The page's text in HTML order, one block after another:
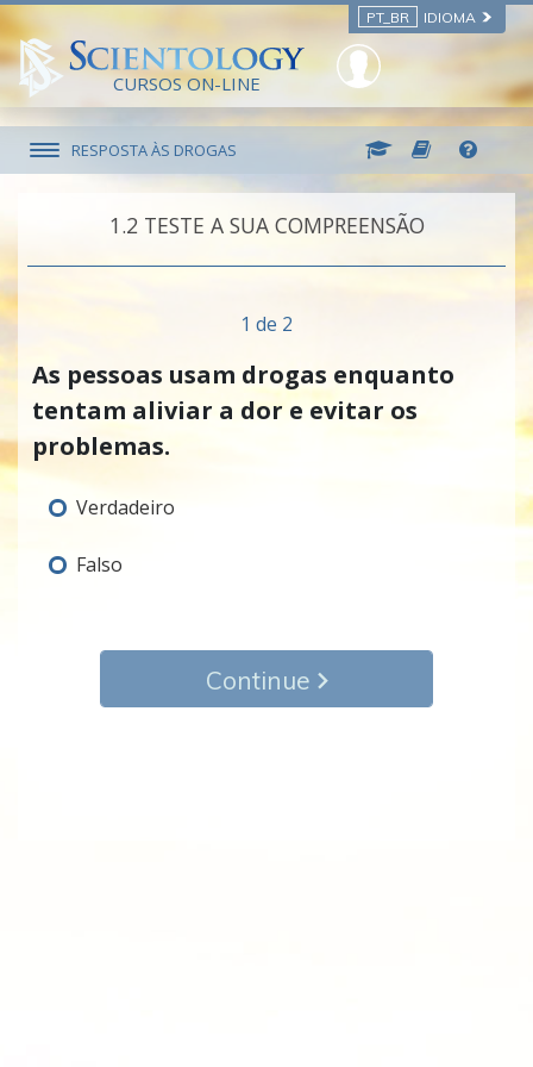
PT_BR IDIOMA
CURSOS ON-LINE
RESPOSTA ÀS DROGAS
1.‎2 TESTE A SUA COMPREENSÃO
1 de 2
As pessoas usam drogas enquanto
tentam aliviar a dor e evitar os
problemas.
Verdadeiro
Falso
Continue